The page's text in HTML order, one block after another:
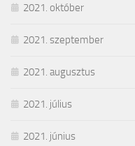
2021. október
2021. szeptember
2021. augusztus
2021. július
2021. június